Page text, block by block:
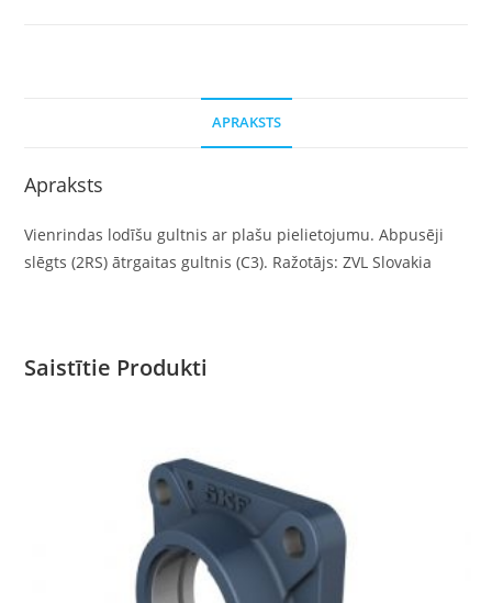
APRAKSTS
Apraksts
Vienrindas lodīšu gultnis ar plašu pielietojumu. Abpusēji
slēgts (2RS) ātrgaitas gultnis (C3). Ražotājs: ZVL Slovakia
Saistītie Produkti